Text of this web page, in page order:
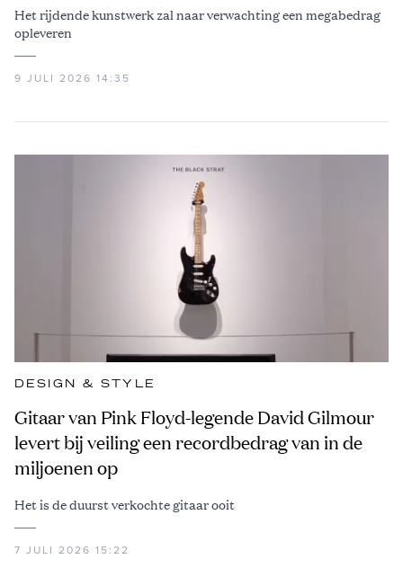
Het rijdende kunstwerk zal naar verwachting een megabedrag
opleveren
9 JULI 2026 14:35
DESIGN & STYLE
Gitaar van Pink Floyd-legende David Gilmour
levert bij veiling een recordbedrag van in de
miljoenen op
Het is de duurst verkochte gitaar ooit
7 JULI 2026 15:22